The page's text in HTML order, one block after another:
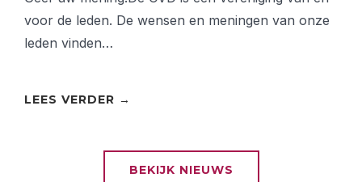
voor de leden. De wensen en meningen van onze
leden vinden…
LEES VERDER →
BEKIJK NIEUWS